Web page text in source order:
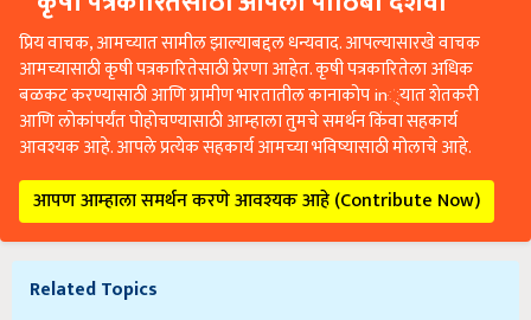
प्रिय वाचक, आमच्यात सामील झाल्याबद्दल धन्यवाद. आपल्यासारखे वाचक
आमच्यासाठी कृषी पत्रकारितेसाठी प्रेरणा आहेत. कृषी पत्रकारितेला अधिक
बळकट करण्यासाठी आणि ग्रामीण भारतातील कानाकोप in्यात शेतकरी
आणि लोकांपर्यंत पोहोचण्यासाठी आम्हाला तुमचे समर्थन किंवा सहकार्य
आवश्यक आहे. आपले प्रत्येक सहकार्य आमच्या भविष्यासाठी मोलाचे आहे.
आपण आम्हाला समर्थन करणे आवश्यक आहे (Contribute Now)
Related Topics